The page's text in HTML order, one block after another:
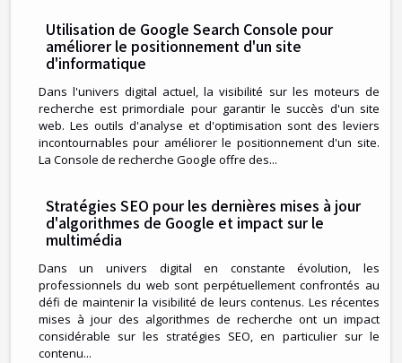
Utilisation de Google Search Console pour
améliorer le positionnement d'un site
d'informatique
Dans l'univers digital actuel, la visibilité sur les moteurs de
recherche est primordiale pour garantir le succès d'un site
web. Les outils d'analyse et d'optimisation sont des leviers
incontournables pour améliorer le positionnement d'un site.
La Console de recherche Google offre des...
Stratégies SEO pour les dernières mises à jour
d'algorithmes de Google et impact sur le
multimédia
Dans un univers digital en constante évolution, les
professionnels du web sont perpétuellement confrontés au
défi de maintenir la visibilité de leurs contenus. Les récentes
mises à jour des algorithmes de recherche ont un impact
considérable sur les stratégies SEO, en particulier sur le
contenu...